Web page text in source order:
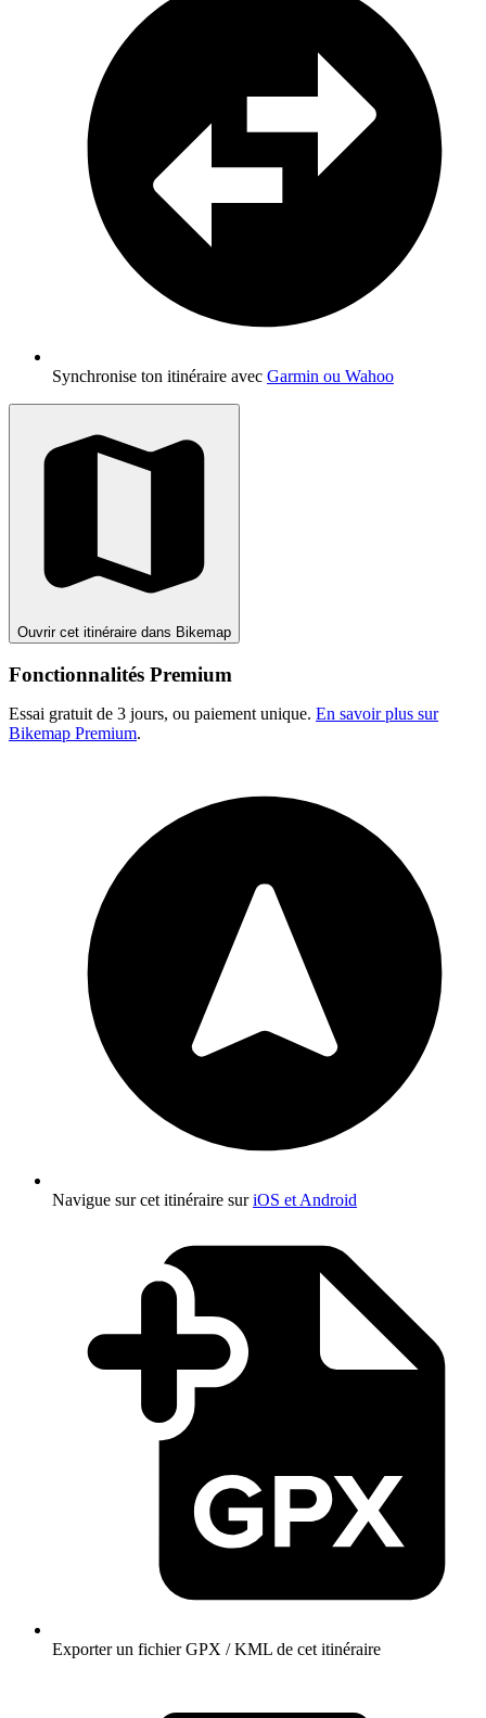
Synchronise ton itinéraire avec Garmin ou Wahoo
Ouvrir cet itinéraire dans Bikemap
Fonctionnalités Premium
Essai gratuit de 3 jours, ou paiement unique. En savoir plus sur
Bikemap Premium.
Navigue sur cet itinéraire suriOS et Android
Exporter un fichier GPX / KML de cet itinéraire